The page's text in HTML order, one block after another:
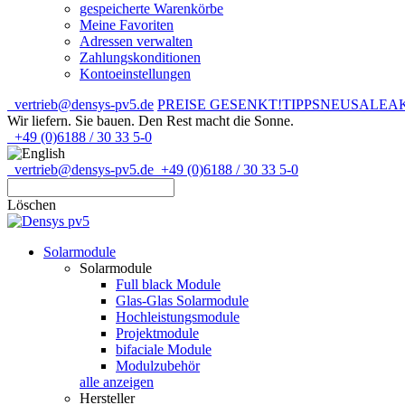
gespeicherte Warenkörbe
Meine Favoriten
Adressen verwalten
Zahlungskonditionen
Kontoeinstellungen
vertrieb@densys-pv5.de PREISE GESENKT!TIPPSNEUSALE
Wir liefern. Sie bauen. Den Rest macht die Sonne.
+49 (0)6188 / 30 33 5-0
vertrieb@densys-pv5.de +49 (0)6188 / 30 33 5-0
Löschen
Solarmodule
Solarmodule
Full black Module
Glas-Glas Solarmodule
Hochleistungsmodule
Projektmodule
bifaciale Module
Modulzubehör
alle anzeigen
Hersteller